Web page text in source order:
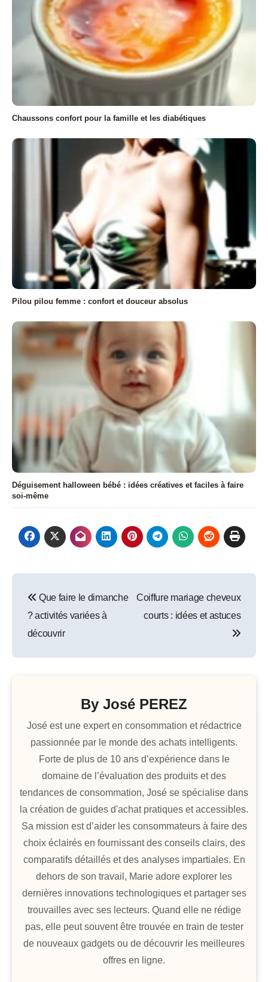
Chaussons confort pour la famille et les diabétiques
Pilou pilou femme : confort et douceur absolus
Déguisement halloween bébé : idées créatives et faciles à faire
soi-même
de
l’article
Que faire le dimanche
? activités variées à
découvrir
Coiffure mariage cheveux
courts : idées et astuces
By José PEREZ
José est une expert en consommation et rédactrice
passionnée par le monde des achats intelligents.
Forte de plus de 10 ans d’expérience dans le
domaine de l’évaluation des produits et des
tendances de consommation, José se spécialise dans
la création de guides d'achat pratiques et accessibles.
Sa mission est d’aider les consommateurs à faire des
choix éclairés en fournissant des conseils clairs, des
comparatifs détaillés et des analyses impartiales. En
dehors de son travail, Marie adore explorer les
dernières innovations technologiques et partager ses
trouvailles avec ses lecteurs. Quand elle ne rédige
pas, elle peut souvent être trouvée en train de tester
de nouveaux gadgets ou de découvrir les meilleures
offres en ligne.